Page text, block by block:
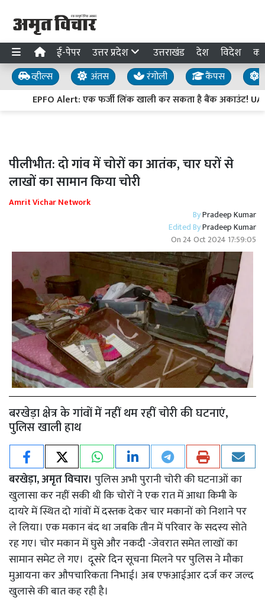
ई-पेपर उत्तर प्रदेश उत्तराखंड देश विदेश
व्हील्स अंतस रंगोली कैंपस
EPFO Alert: एक फर्जी लिंक खाली कर सकता है बैंक अकाउंट!
पीलीभीत: दो गांव में चोरों का आतंक, चार घरों से
लाखों का सामान किया चोरी
Amrit Vichar Network
ByPradeep Kumar
Edited ByPradeep Kumar
On 24 Oct 2024 17:59:05
बरखेड़ा क्षेत्र के गांवों में नहीं थम रहीं चोरी की घटनाएं,
पुलिस खाली हाथ
बरखेड़ा, अमृत विचार। पुलिस अभी पुरानी चोरी की घटनाओं का
खुलासा कर नहीं सकी थी कि चोरों ने एक रात में आधा किमी के
दायरे में स्थित दो गांवों में दस्तक देकर चार मकानों को निशाने पर
ले लिया। एक मकान बंद था जबकि तीन में परिवार के सदस्य सोते
रह गए। चोर मकान में घुसे और नकदी -जेवरात समेत लाखों का
सामान समेट ले गए। दूसरे दिन सूचना मिलने पर पुलिस ने मौका
मुआयना कर औपचारिकता निभाई। अब एफआईआर दर्ज कर जल्द
खुलासे की बात कह रही है।